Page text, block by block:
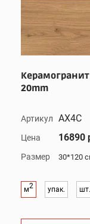
Керамогранит
20mm
Артикул AX4C
Цена 16890
Размер 30*120
м2 упак. шт.